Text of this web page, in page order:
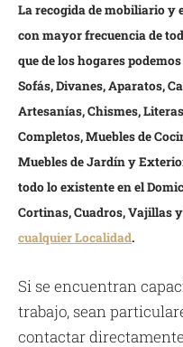
La recogida de mobiliario y
con mayor frecuencia de
que de los hogares
Sofás, Divanes, Aparatos,
Artesanías, Chismes,
Completos, Muebles de
Muebles de Jardín y
todo lo existente en el
Cortinas, Cuadros, Vajillas
cualquier Localidad.
Si se encuentran
trabajo, sean
contactar